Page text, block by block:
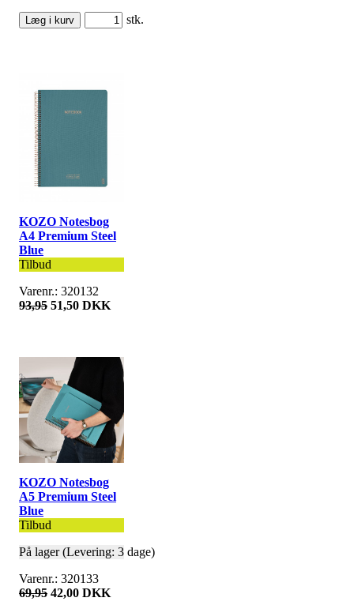
stk.
KOZO Notesbog
A4 Premium Steel
Blue
Tilbud
Varenr.: 320132
93,95 51,50 DKK
KOZO Notesbog
A5 Premium Steel
Blue
Tilbud
På lager (Levering: 3 dage)
Varenr.: 320133
69,95 42,00 DKK